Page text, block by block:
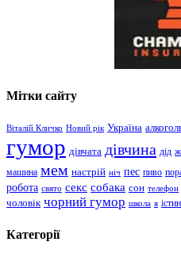
Мітки сайту
Віталій Кличко Новий рік Україна
гумор дівчата дівчина дід
машина мем настрій ніч пес пиво
робота свято секс собака сон телефон
чоловік чорний гумор школа я
Категорії